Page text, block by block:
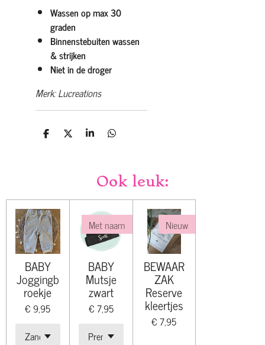
Wassen op max 30
graden
Binnenstebuiten wassen
& strijken
Niet in de droger
Merk: Lucreations
D D S D
n
Ook leuk:
BABY
Joggingb
roekje
€ 9,95
Met naam
BABY
Mutsje
zwart
€ 7,95
Nieuw
BEWAAR
ZAK
Reserve
kleertjes
€ 7,95